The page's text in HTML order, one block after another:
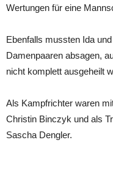
Wertungen für eine
Ebenfalls mussten Ida
Damenpaaren absagen,
nicht komplett ausgeheilt
Als Kampfrichter waren
Christin Binczyk und als
Sascha Dengler.